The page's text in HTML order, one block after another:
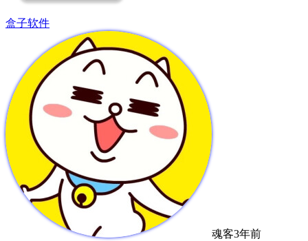
盒子软件
魂客3年前